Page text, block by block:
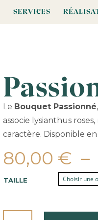
SERVICES
Le Bouquet Passionné
associe lysianthus
caractère. Disponible en
80,00 € –
TAILLE